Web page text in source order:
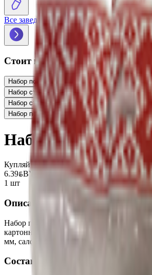
Все заведения Каталог ›Набор посуды
Стоит присмотреться
Набор посуды «Пикник»3.90BYNBYN
Набор стаканов «Радуга»
1.26 BYNBYN
Набор стаканов «Светофор»
0.71
Набор посуды «Суповой» 1.71 BYNBYN
Набор посуды
Купляйце Беларускае
6.39BYNBYN
1 шт
Описание
Набор посуды одноразовый на 6 персон.
картонных d - 180мм, стакана
мм, салфетки 24*24 см.
Состав